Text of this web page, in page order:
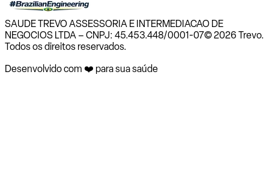
SAUDE TREVO ASSESSORIA E INTERMEDIACAO DE
NEGOCIOS LTDA – CNPJ: 45.453.448/0001-07© 2026 Trevo.
Todos os direitos reservados.
Desenvolvido com ❤️ para sua saúde